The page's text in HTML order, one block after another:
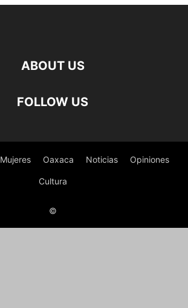
ABOUT US
FOLLOW US
Mujeres Oaxaca Noticias Opiniones
Cultura
©